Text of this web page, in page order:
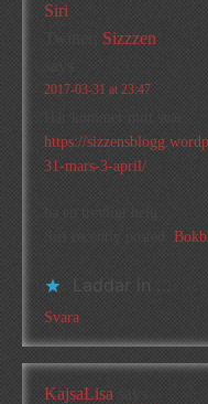
Siri
Sizzzen
2017-03-31 at 23:47
https://
31-mars-3-april/
Laddar in …
Svara
KajsaLisa